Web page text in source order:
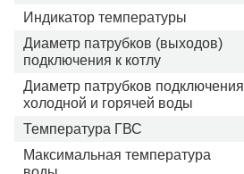
Индикатор температуры
Диаметр патрубков (выходов)
подключения к котлу
Диаметр патрубков подключения
холодной и горячей воды
Температура ГВС
Максимальная температура